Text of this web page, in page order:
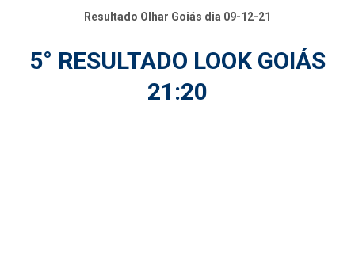
Resultado Olhar Goiás dia 09-12-21
5° RESULTADO LOOK GOIÁS
21:20